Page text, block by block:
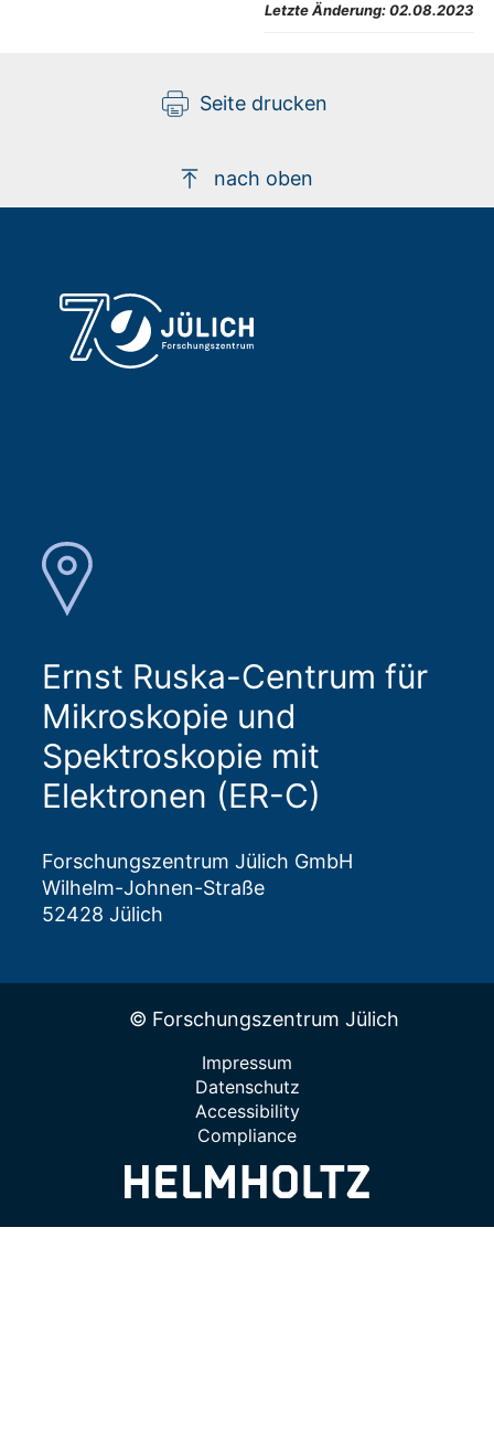
Letzte Änderung:02.08.2023
Seite drucken
nach oben
Ernst Ruska-Centrum für
Mikroskopie und
Spektroskopie mit
Elektronen (ER-C)
Forschungszentrum Jülich GmbH
Wilhelm-Johnen-Straße
52428 Jülich
© Forschungszentrum Jülich
Impressum
Datenschutz
Accessibility
Compliance